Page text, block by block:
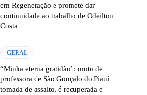
em Regeneração e promete dar
continuidade ao trabalho de Odeilton
Costa
GERAL
“Minha eterna gratidão”: moto de
professora de São Gonçalo do Piauí,
tomada de assalto, é recuperada e